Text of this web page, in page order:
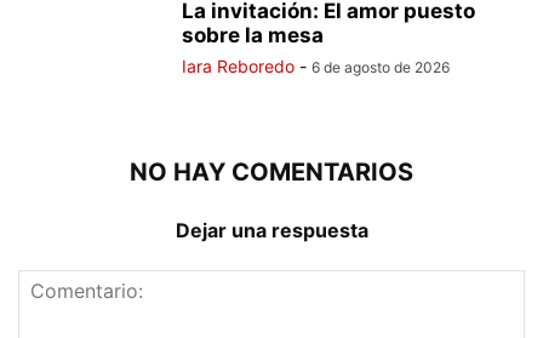
La invitación: El amor puesto
sobre la mesa
Iara Reboredo - 6 de agosto de 2026
NO HAY COMENTARIOS
Dejar una respuesta